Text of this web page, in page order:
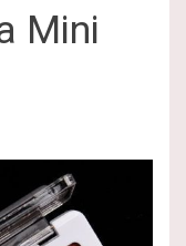
Mini